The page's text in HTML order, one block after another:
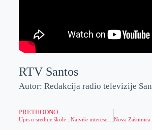
RTV Santos
Autor: Redakcija radio televizije
PRETHODNO